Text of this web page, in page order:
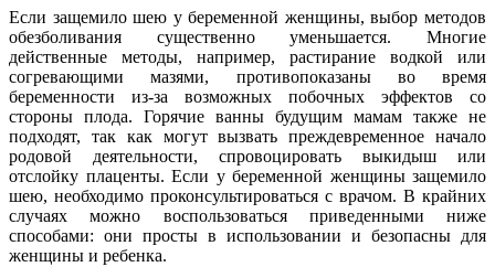
Если защемило шею у беременной женщины, выбор методов
обезболивания существенно уменьшается. Многие
действенные методы, например, растирание водкой или
согревающими мазями, противопоказаны во время
беременности из-за возможных побочных эффектов со
стороны плода. Горячие ванны будущим мамам также не
подходят, так как могут вызвать преждевременное начало
родовой деятельности, спровоцировать выкидыш или
отслойку плаценты. Если у беременной женщины защемило
шею, необходимо проконсультироваться с врачом. В крайних
случаях можно воспользоваться приведенными ниже
способами: они просты в использовании и безопасны для
женщины и ребенка.